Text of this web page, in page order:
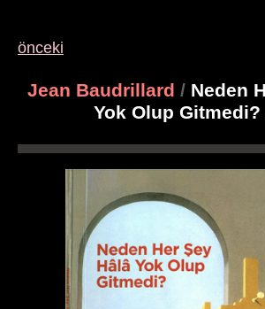
önceki
Jean Baudrillard / Neden
Yok Olup Gitmedi?